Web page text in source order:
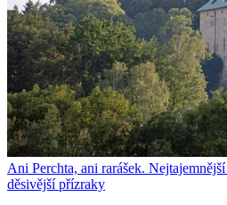
Ani Perchta, ani rarášek.
děsivější přízraky